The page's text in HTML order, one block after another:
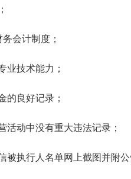
会计制度；
业技术能力；
的良好记录；
活动中没有重大违法记录；
被执行人名单网上截图并附